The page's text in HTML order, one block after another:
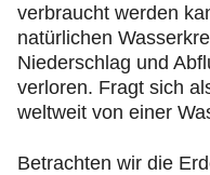
verbraucht werden
natürlichen
Niederschlag und
verloren. Fragt sich
weltweit von einer
Betrachten wir die